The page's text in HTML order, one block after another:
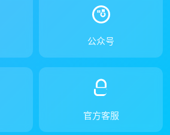
公众号
官方客服